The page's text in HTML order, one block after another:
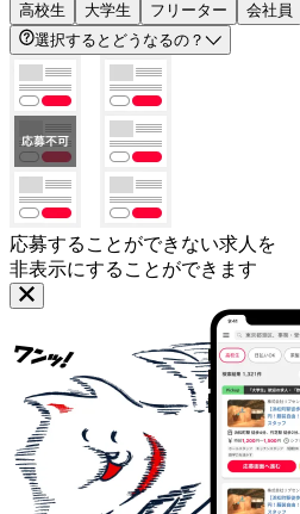
高校生 大学生 フリーター 会社員
選択するとどうなるの？
応募することができない求人を
非表示にすることができます